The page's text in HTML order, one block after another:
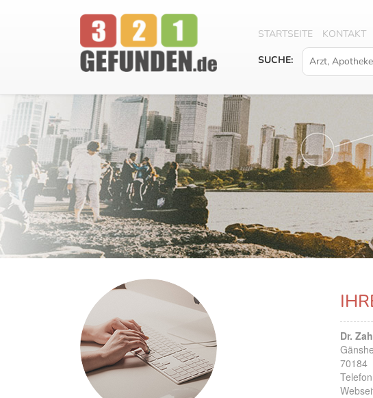
STARTSEITE
KONTAKT
SUCHE:
Dr.
70184